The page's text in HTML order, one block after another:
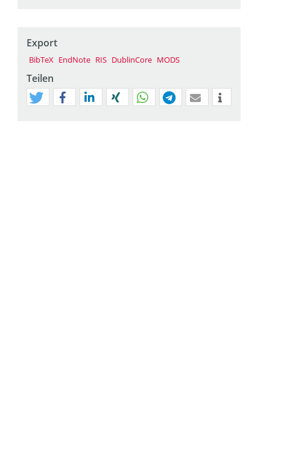
Export
BibTeX EndNote RIS DublinCore MODS
Teilen